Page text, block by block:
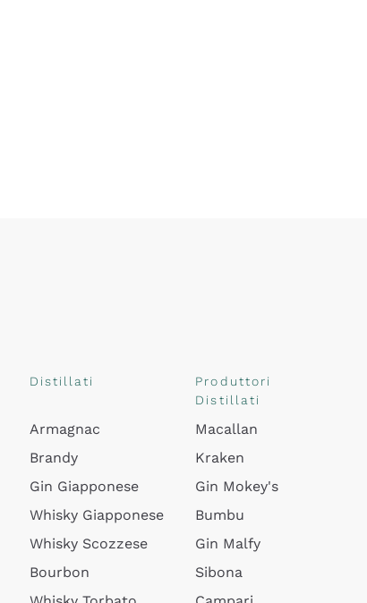
Distillati
Armagnac
Brandy
Gin Giapponese
Whisky Giapponese
Whisky Scozzese
Bourbon
Produttori
Distillati
Macallan
Kraken
Gin Mokey's
Bumbu
Gin Malfy
Sibona